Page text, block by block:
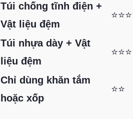
Túi chống tĩnh điện +
Vật liệu đệm
Túi nhựa dày + Vật
liệu đệm
⭐⭐⭐
Chỉ dùng khăn tắm
hoặc xốp
⭐⭐